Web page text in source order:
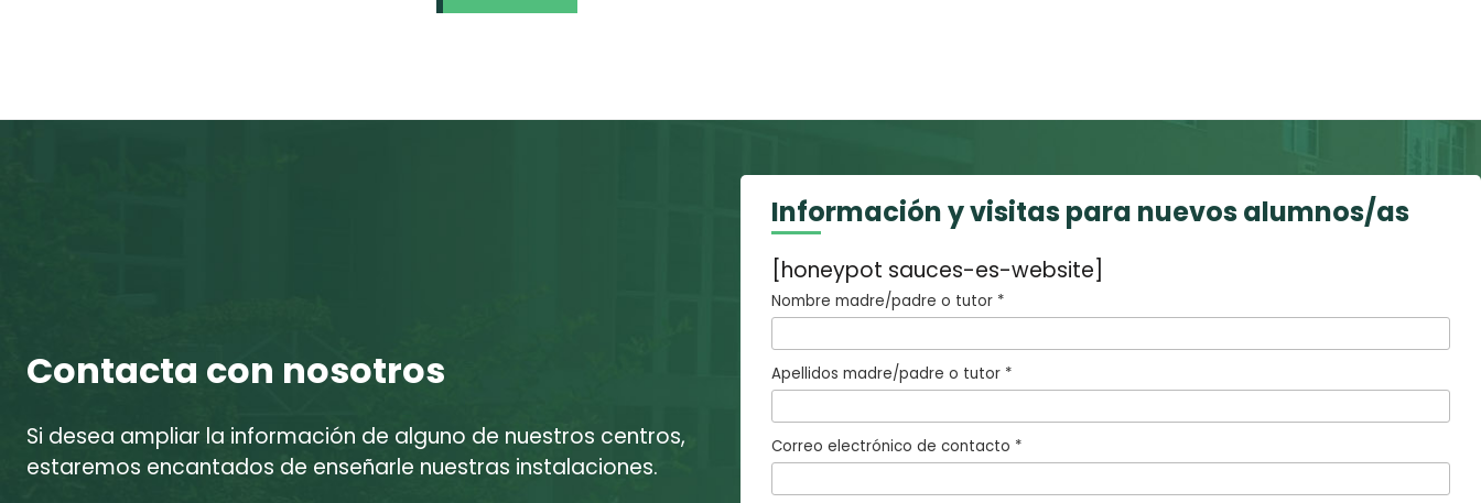
Contacta con nosotros
Si desea ampliar la información de alguno de nuestros centros,
estaremos encantados de enseñarle nuestras instalaciones.
Información y visitas para nuevos alumnos/as
[honeypot sauces-es-website]
Nombre madre/padre o tutor *
Apellidos madre/padre o tutor *
Correo electrónico de contacto *